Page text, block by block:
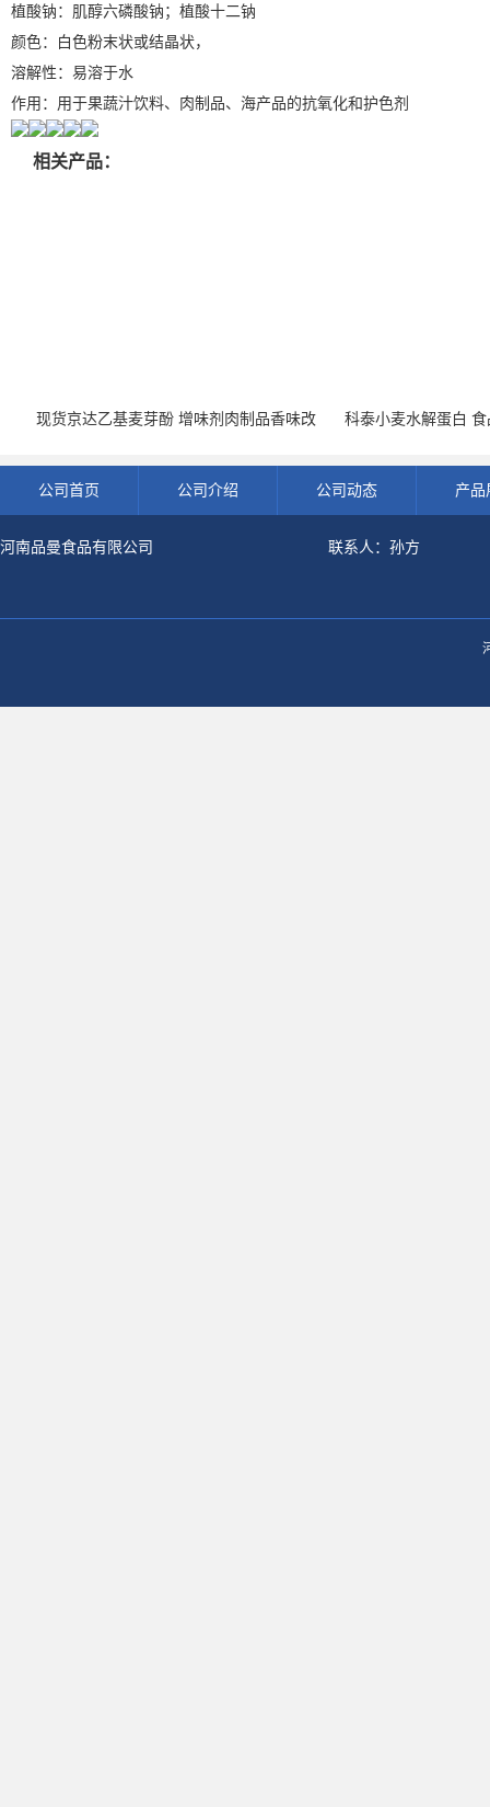
植酸钠：肌醇六磷酸钠；植酸十二钠
颜色：白色粉末状或结晶状，
溶解性：易溶于水
作用：用于果蔬汁饮料、肉制品、海产品的抗氧化和护色剂
相关产品：
现货京达乙基麦芽酚 增味剂肉制品香味改
科泰小麦水解蛋白
公司首页 公司介绍 公司动态 产品
河南品曼食品有限公司 联系人：孙方